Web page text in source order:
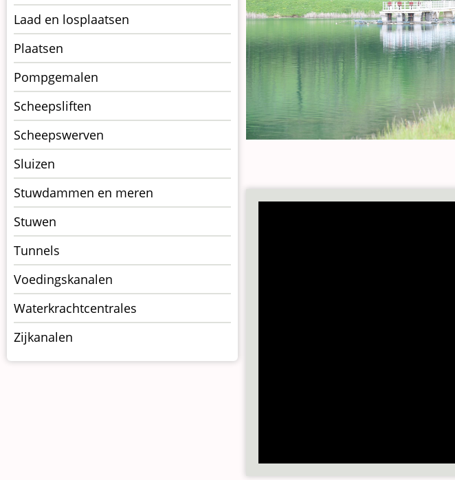
Laad en losplaatsen
Plaatsen
Pompgemalen
Scheepsliften
Scheepswerven
Sluizen
Stuwdammen en meren
Stuwen
Tunnels
Voedingskanalen
Waterkrachtcentrales
Zijkanalen